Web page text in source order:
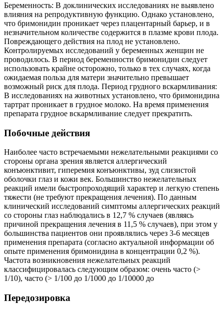
Беременность: В доклинических исследованиях не выявлено
влияния на репродуктивную функцию. Однако установлено,
что бримонидин проникает через плацентарный барьер, и в
незначительном количестве содержится в плазме крови плода.
Повреждающего действия на плод не установлено.
Контролируемых исследований у беременных женщин не
проводилось. В период беременности бримонидин следует
использовать крайне осторожно, только в тех случаях, когда
ожидаемая польза для матери значительно превышает
возможный риск для плода. Период грудного вскармливания:
В исследованиях на животных установлено, что бримонидина
тартрат проникает в грудное молоко. На время применения
препарата грудное вскармливание следует прекратить.
Побочные действия
Наиболее часто встречаемыми нежелательными реакциями со
стороны органа зрения является аллергический
конъюнктивит, гиперемия конъюнктивы, зуд слизистой
оболочки глаз и кожи век. Большинство нежелательных
реакций имели быстропроходящий характер и легкую степень
тяжести (не требуют прекращения лечения). По данным
клинический исследований симптомы аллергических реакций
со стороны глаз наблюдались в 12,7 % случаев (являясь
причиной прекращения лечения в 11,5 % случаев), при этом у
большинства пациентов они проявлялись через 3-6 месяцев
применения препарата (согласно актуальной информации об
опыте применения бримонидина в концентрации 0,2 %).
Частота возникновения нежелательных реакций
классифицировалась следующим образом: очень часто (>
1/10), часто (> 1/100 до 1/1000 до 1/10000 до
Передозировка